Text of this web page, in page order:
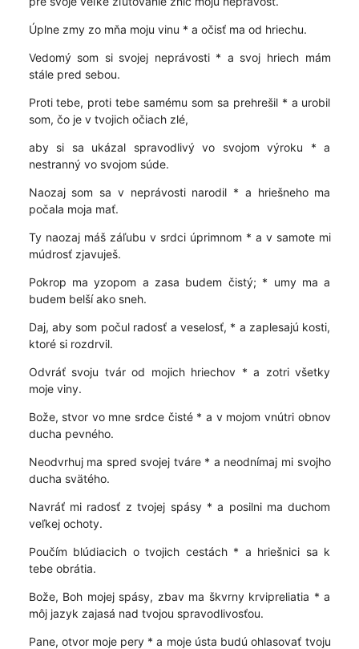
Úplne zmy zo mňa moju vinu * a očisť ma od hriechu.
Vedomý som si svojej neprávosti * a svoj hriech mám
stále pred sebou.
Proti tebe, proti tebe samému som sa prehrešil * a urobil
som, čo je v tvojich očiach zlé,
aby si sa ukázal spravodlivý vo svojom výroku * a
nestranný vo svojom súde.
Naozaj som sa v neprávosti narodil * a hriešneho ma
počala moja mať.
Ty naozaj máš záľubu v srdci úprimnom * a v samote mi
múdrosť zjavuješ.
Pokrop ma yzopom a zasa budem čistý; * umy ma a
budem belší ako sneh.
Daj, aby som počul radosť a veselosť, * a zaplesajú kosti,
ktoré si rozdrvil.
Odvráť svoju tvár od mojich hriechov * a zotri všetky
moje viny.
Bože, stvor vo mne srdce čisté * a v mojom vnútri obnov
ducha pevného.
Neodvrhuj ma spred svojej tváre * a neodnímaj mi svojho
ducha svätého.
Navráť mi radosť z tvojej spásy * a posilni ma duchom
veľkej ochoty.
Poučím blúdiacich o tvojich cestách * a hriešnici sa k
tebe obrátia.
Bože, Boh mojej spásy, zbav ma škvrny krvipreliatia * a
môj jazyk zajasá nad tvojou spravodlivosťou.
Pane, otvor moje pery * a moje ústa budú ohlasovať tvoju